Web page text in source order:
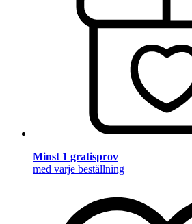
Minst 1 gratisprov
med varje beställning